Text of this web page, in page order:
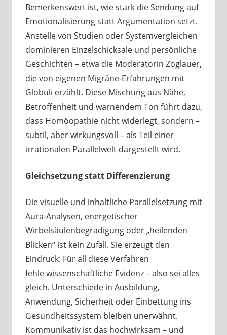
Bemerkenswert ist, wie stark die Sendung auf
Emotionalisierung statt Argumentation setzt.
Anstelle von Studien oder Systemvergleichen
dominieren Einzelschicksale und persönliche
Geschichten – etwa die Moderatorin Zoglauer,
die von eigenen Migräne‑Erfahrungen mit
Globuli erzählt. Diese Mischung aus Nähe,
Betroffenheit und warnendem Ton führt dazu,
dass Homöopathie nicht widerlegt, sondern –
subtil, aber wirkungsvoll – als Teil einer
irrationalen Parallelwelt dargestellt wird.
Gleichsetzung statt Differenzierung
Die visuelle und inhaltliche Parallelsetzung mit
Aura‑Analysen, energetischer
Wirbelsäulenbegradigung oder „heilenden
Blicken“ ist kein Zufall. Sie erzeugt den
Eindruck: Für all diese Verfahren
fehle wissenschaftliche Evidenz – also sei alles
gleich. Unterschiede in Ausbildung,
Anwendung, Sicherheit oder Einbettung ins
Gesundheitssystem bleiben unerwähnt.
Kommunikativ ist das hochwirksam – und